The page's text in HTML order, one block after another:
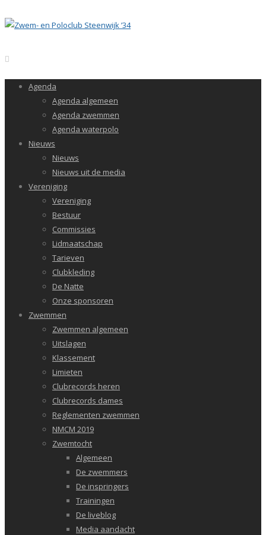
Agenda
Agenda algemeen
Agenda zwemmen
Agenda waterpolo
Nieuws
Nieuws
Nieuws uit de media
Vereniging
Vereniging
Bestuur
Commissies
Lidmaatschap
Tarieven
Clubkleding
De Natte
Onze sponsoren
Zwemmen
Zwemmen algemeen
Uitslagen
Klassement
Limieten
Clubrecords heren
Clubrecords dames
Reglementen zwemmen
NMCM 2019
Zwemtocht
Algemeen
De zwemmers
De inspringers
Trainingen
De liveblog
Media aandacht